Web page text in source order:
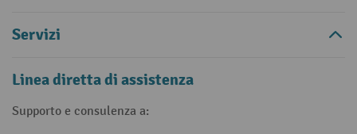
Servizi
Linea diretta di assistenza
Supporto e consulenza a: